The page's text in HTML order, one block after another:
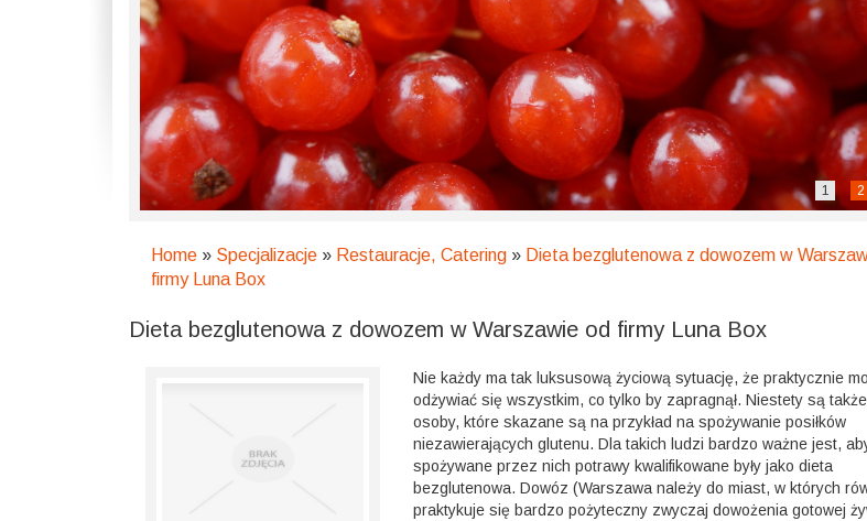
1 2
Home » Specjalizacje » Restauracje, Catering » Dieta bezglutenowa z dowozem w
firmy Luna Box
Dieta bezglutenowa z dowozem w Warszawie od firmy Luna Box
Nie każdy ma tak luksusową życiową sytuację, że praktycznie
odżywiać się wszystkim, co tylko by zapragnął. Niestety są także
osoby, które skazane są na przykład na spożywanie posiłków
niezawierających glutenu. Dla takich ludzi bardzo ważne jest,
spożywane przez nich potrawy kwalifikowane były jako dieta
bezglutenowa. Dowóz (Warszawa należy do miast, w których
praktykuje się bardzo pożyteczny zwyczaj dowożenia gotowej